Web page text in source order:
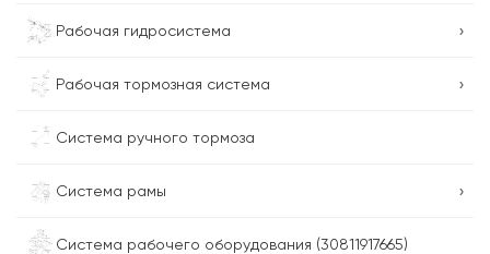
Рабочая гидросистема ›
Рабочая тормозная система ›
Система ручного тормоза
Система рамы ›
Система рабочего оборудования (30811917665)